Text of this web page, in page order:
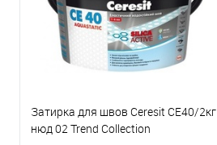
В вибране
Під
замовлення
Затирка для швов Ceresit СЕ40/2кг
нюд 02 Trend Collection